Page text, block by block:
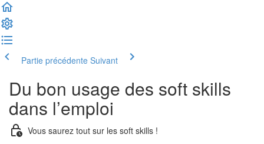
Partie précédente Suivant
Du bon usage des soft skills
dans l’emploi
Vous saurez tout sur les soft skills !